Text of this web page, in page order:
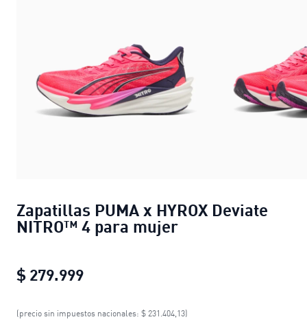
Zapatillas PUMA x HYROX Deviate
NITRO™ 4 para mujer
$ 279.999
Zapatillas PUMA x HYROX Deviate
(precio sin impuestos nacionales: $ 231.404,13)